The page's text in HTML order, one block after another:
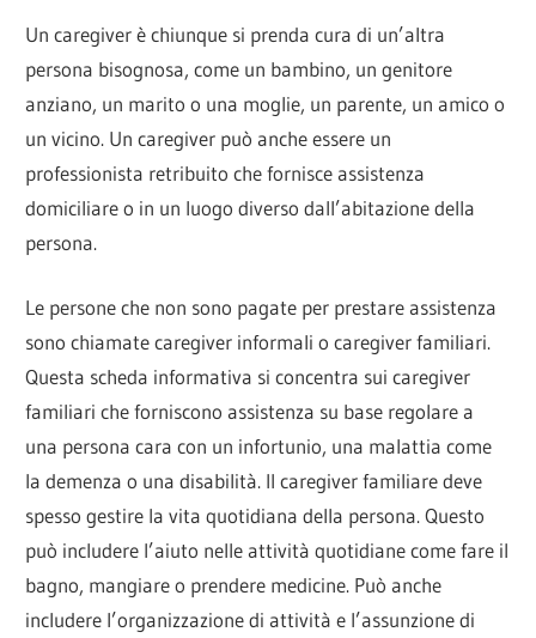
Un caregiver è chiunque si prenda cura di un’altra
persona bisognosa, come un bambino, un genitore
anziano, un marito o una moglie, un parente, un amico o
un vicino. Un caregiver può anche essere un
professionista retribuito che fornisce assistenza
domiciliare o in un luogo diverso dall’abitazione della
persona.
Le persone che non sono pagate per prestare assistenza
sono chiamate caregiver informali o caregiver familiari.
Questa scheda informativa si concentra sui caregiver
familiari che forniscono assistenza su base regolare a
una persona cara con un infortunio, una malattia come
la demenza o una disabilità. Il caregiver familiare deve
spesso gestire la vita quotidiana della persona. Questo
può includere l’aiuto nelle attività quotidiane come fare il
bagno, mangiare o prendere medicine. Può anche
includere l’organizzazione di attività e l’assunzione di